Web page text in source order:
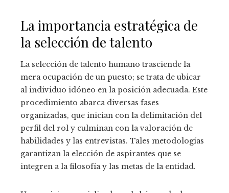
La importancia estratégica de
la selección de talento
La selección de talento humano trasciende la
mera ocupación de un puesto; se trata de ubicar
al individuo idóneo en la posición adecuada. Este
procedimiento abarca diversas fases
organizadas, que inician con la delimitación del
perfil del rol y culminan con la valoración de
habilidades y las entrevistas. Tales metodologías
garantizan la elección de aspirantes que se
integren a la filosofía y las metas de la entidad.